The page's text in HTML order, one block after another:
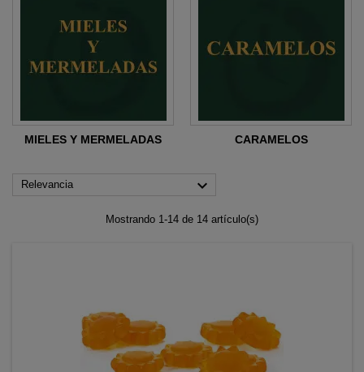
MIELES Y MERMELADAS CARAMELOS
Relevancia 
Mostrando 1-14 de 14 artículo(s)